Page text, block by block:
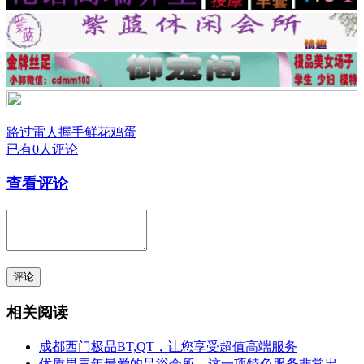
路过雷人 握手鲜花鸡蛋
已有0人评论
查看评论
评论
相关阅读
成都西门极品BT,QT，让您享受超值高端服务